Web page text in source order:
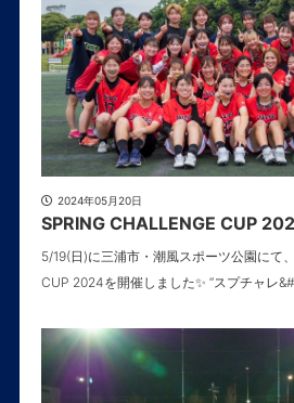
2024年05月20日
SPRING CHALLENGE CUP
5/19(日)に三浦市・潮風スポーツ公園にて
CUP 2024を開催しました✨ “スプチャレ